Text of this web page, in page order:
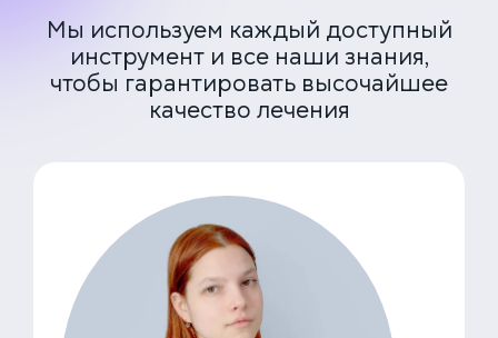
Мы используем каждый доступный
инструмент и все наши знания,
чтобы гарантировать высочайшее
качество лечения